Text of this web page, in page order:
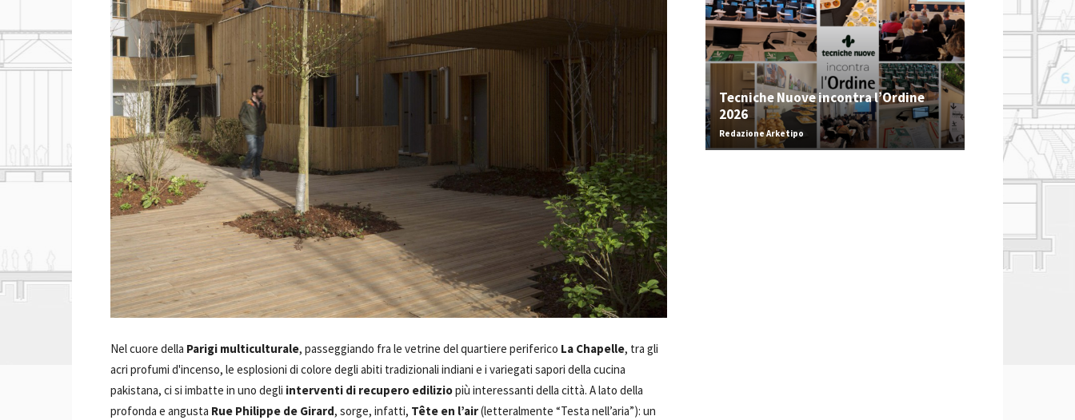
Nel cuore della Parigi multiculturale, passeggiando fra le vetrine del quartiere periferico La Chapelle, tra gli
acri profumi d'incenso, le esplosioni di colore degli abiti tradizionali indiani e i variegati sapori della cucina
pakistana, ci si imbatte in uno degli interventi di recupero ediliziopiù interessanti della città. A lato della
profonda e angusta Rue Philippe de Girard, sorge, infatti, Tête en l’air(letteralmente “Testa nell’aria”): un
Tecniche Nuove incontra l’Ordine
2026
Redazione Arketipo